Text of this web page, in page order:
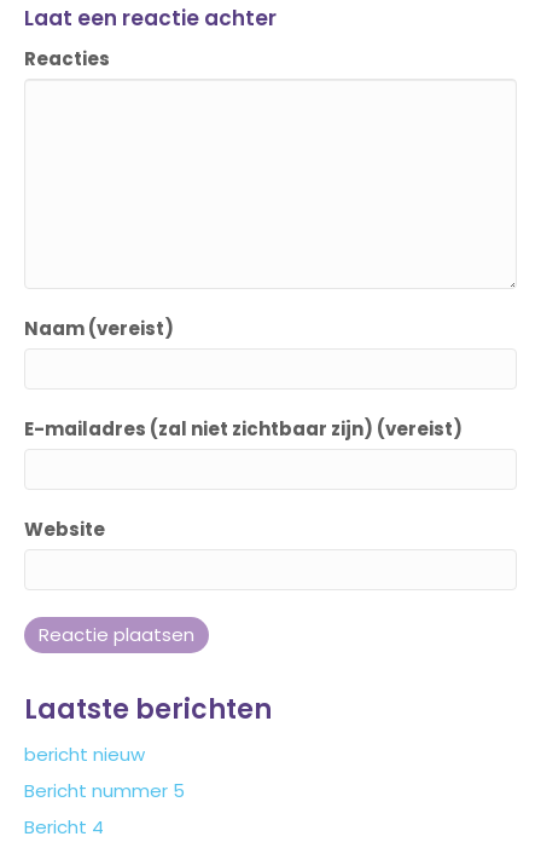
Laat een reactie achter
Reacties
Naam (vereist)
E-mailadres (zal niet zichtbaar zijn) (vereist)
Website
Laatste berichten
bericht nieuw
Bericht nummer 5
Bericht 4